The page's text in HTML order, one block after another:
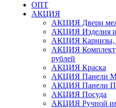
ОПТ
АКЦИЯ
АКЦИЯ Двери
АКЦИЯ Изделия
АКЦИЯ Карнизы,
АКЦИЯ
рублей
АКЦИЯ Краска
АКЦИЯ Панели
АКЦИЯ Панели
АКЦИЯ Посуда
АКЦИЯ Ручной